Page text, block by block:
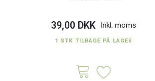
39,00 DKK Inkl. moms
1 STK TILBAGE PÅ LAGER